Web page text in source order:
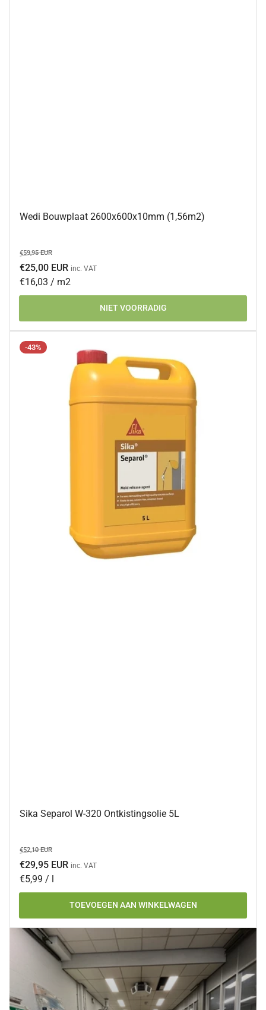
Wedi Bouwplaat 2600x600x10mm (1,56m2)
Normale
prijs
€59,95 EURAanbiedingsprijs
€25,00 EUR inc. VAT
Prijs
per
€16,03 / per
m2
NIET VOORRADIG
-43%
Sika Separol W-320 Ontkistingsolie 5L
Normale
prijs
€52,10 EURAanbiedingsprijs
€29,95 EUR inc. VAT
Prijs
per
€5,99 / per
TOEVOEGEN AAN WINKELWAGEN
Ons
assortiment